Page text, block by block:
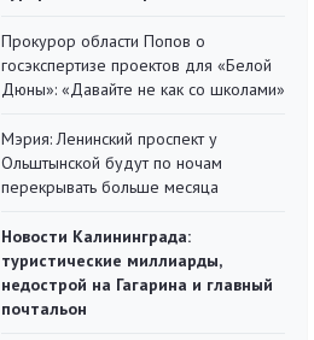
Прокурор области Попов о
госэкспертизе проектов для «Белой
Дюны»: «Давайте не как со школами»
Мэрия: Ленинский проспект у
Ольштынской будут по ночам
перекрывать больше месяца
Новости Калининграда:
туристические миллиарды,
недострой на Гагарина и главный
почтальон